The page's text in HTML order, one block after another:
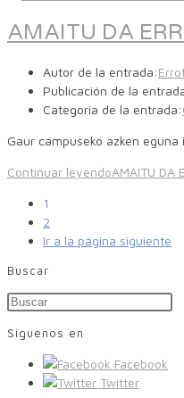
AMAITU DA
Autor de la entrada:
Publicación de la
Categoría de la entrada:
Gaur campuseko azken eguna
Continuar leyendoAMAITU DA
1
2
Ir a la página siguiente
Buscar
Síguenos en
Facebook
Twitter